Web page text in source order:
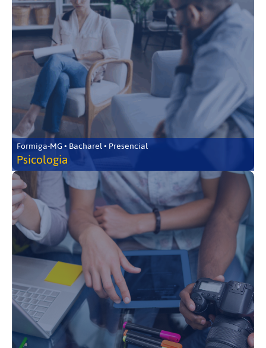
Formiga-MG • Bacharel • Presencial
Psicologia